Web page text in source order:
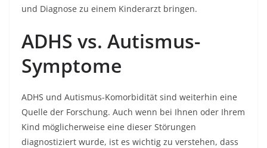
und Diagnose zu einem Kinderarzt bringen.
ADHS vs. Autismus-
Symptome
ADHS und Autismus-Komorbidität sind weiterhin eine
Quelle der Forschung. Auch wenn bei Ihnen oder Ihrem
Kind möglicherweise eine dieser Störungen
diagnostiziert wurde, ist es wichtig zu verstehen, dass